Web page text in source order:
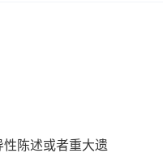
陈述或者重大遗